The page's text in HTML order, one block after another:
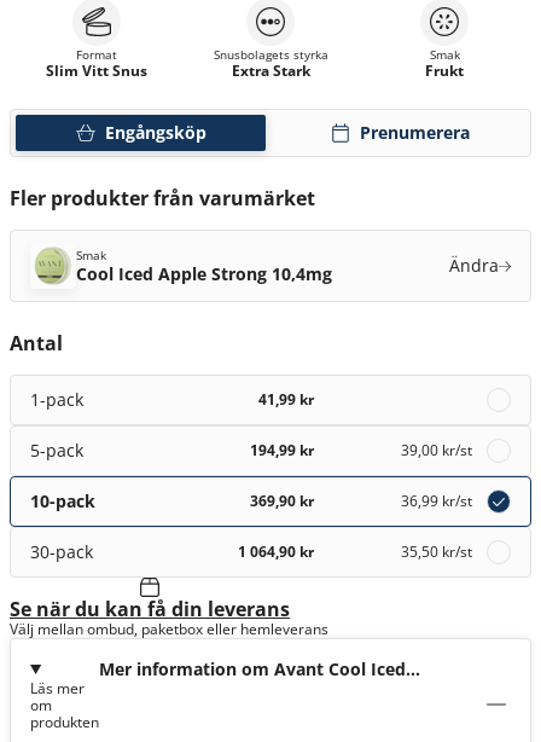
Engångsköp Prenumerera
Format
Slim Vitt Snus
Snusbolagets styrka
Extra Stark
Smak
Frukt
Fler produkter från varumärket
Smak
Cool Iced Apple Strong 10,4mg Ändra
Antal
1-pack 41,99 kr
5-pack 194,99 kr 39,00 kr/st
10-pack 369,90 kr 36,99 kr/st
30-pack 1 064,90 kr 35,50 kr/st
Se när du kan få din leverans
Välj mellan ombud, paketbox eller hemleverans
Mer information om Avant Cool Iced
Läs mer
om
produkten